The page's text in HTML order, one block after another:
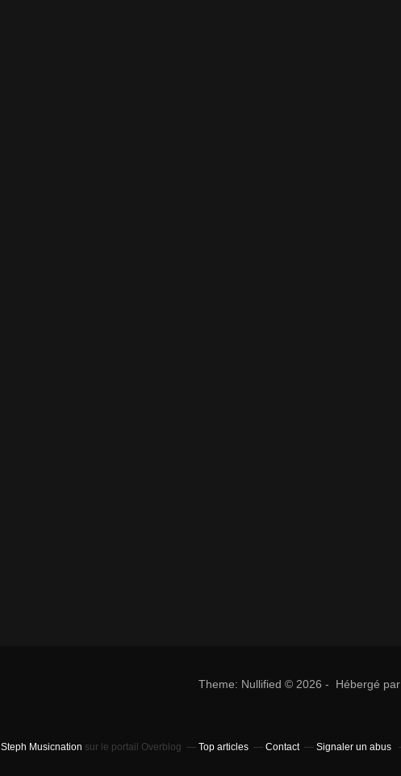
Theme: Nullified © 2026 - Hébergé par
Steph Musicnation sur le portail Overblog Top articles Contact Signaler un abus